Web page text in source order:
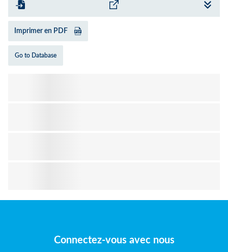
Imprimer en PDF
Go to Database
Connectez-vous avec nous